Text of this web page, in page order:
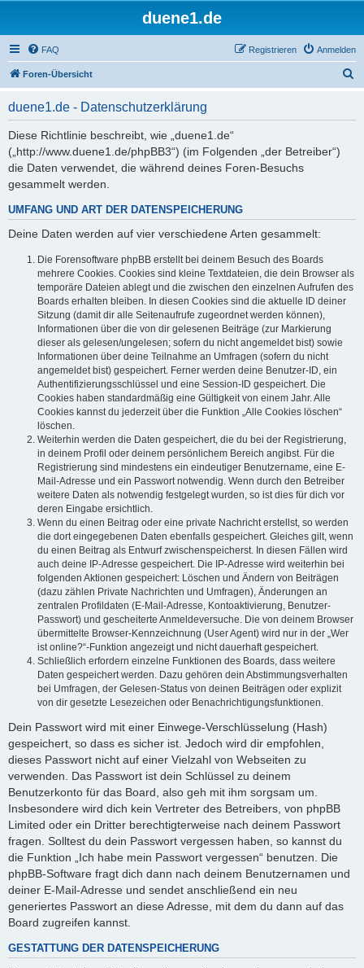
duene1.de
FAQ Anmelden
Registrieren
Foren-Übersicht
duene1.de - Datenschutzerklärung
Diese Richtlinie beschreibt, wie „duene1.de“
(„http://www.duene1.de/phpBB3“) (im Folgenden „der Betreiber“)
die Daten verwendet, die während deines Foren-Besuchs
gesammelt werden.
UMFANG UND ART DER DATENSPEICHERUNG
Deine Daten werden auf vier verschiedene Arten gesammelt:
Die Forensoftware phpBB erstellt bei deinem Besuch des Boards
mehrere Cookies. Cookies sind kleine Textdateien, die dein Browser als
temporäre Dateien ablegt und die zwischen den einzelnen Aufrufen des
Boards erhalten bleiben. In diesen Cookies sind die aktuelle ID deiner
Sitzung (damit dir alle Seitenaufrufe zugeordnet werden können),
Informationen über die von dir gelesenen Beiträge (zur Markierung
dieser als gelesen/ungelesen; sofern du nicht angemeldet bist) sowie
Informationen über deine Teilnahme an Umfragen (sofern du nicht
angemeldet bist) gespeichert. Ferner werden deine Benutzer-ID, ein
Authentifizierungsschlüssel und eine Session-ID gespeichert. Die
Cookies haben standardmäßig eine Gültigkeit von einem Jahr. Alle
Cookies kannst du jederzeit über die Funktion „Alle Cookies löschen“
löschen.
Weiterhin werden die Daten gespeichert, die du bei der Registrierung,
in deinem Profil oder deinem persönlichem Bereich angibst. Für die
Registrierung sind mindestens ein eindeutiger Benutzername, eine E-
Mail-Adresse und ein Passwort notwendig. Wenn durch den Betreiber
weitere Daten als notwendig festgelegt wurden, so ist dies für dich vor
deren Eingabe ersichtlich.
Wenn du einen Beitrag oder eine private Nachricht erstellst, so werden
die dort eingegebenen Daten ebenfalls gespeichert. Gleiches gilt, wenn
du einen Beitrag als Entwurf zwischenspeicherst. In diesen Fällen wird
auch deine IP-Adresse gespeichert. Die IP-Adresse wird weiterhin bei
folgenden Aktionen gespeichert: Löschen und Ändern von Beiträgen
(dazu zählen Private Nachrichten und Umfragen), Änderungen an
zentralen Profildaten (E-Mail-Adresse, Kontoaktivierung, Benutzer-
Passwort) und gescheiterte Anmeldeversuche. Die von deinem Browser
übermittelte Browser-Kennzeichnung (User Agent) wird nur in der „Wer
ist online?“-Funktion angezeigt und nicht dauerhaft gespeichert.
Schließlich erfordern einzelne Funktionen des Boards, dass weitere
Daten gespeichert werden. Dazu gehören dein Abstimmungsverhalten
bei Umfragen, der Gelesen-Status von deinen Beiträgen oder explizit
von dir gesetzte Lesezeichen oder Benachrichtigungsfunktionen.
Dein Passwort wird mit einer Einwege-Verschlüsselung (Hash)
gespeichert, so dass es sicher ist. Jedoch wird dir empfohlen,
dieses Passwort nicht auf einer Vielzahl von Webseiten zu
verwenden. Das Passwort ist dein Schlüssel zu deinem
Benutzerkonto für das Board, also geh mit ihm sorgsam um.
Insbesondere wird dich kein Vertreter des Betreibers, von phpBB
Limited oder ein Dritter berechtigterweise nach deinem Passwort
fragen. Solltest du dein Passwort vergessen haben, so kannst du
die Funktion „Ich habe mein Passwort vergessen“ benutzen. Die
phpBB-Software fragt dich dann nach deinem Benutzernamen und
deiner E-Mail-Adresse und sendet anschließend ein neu
generiertes Passwort an diese Adresse, mit dem du dann auf das
Board zugreifen kannst.
GESTATTUNG DER DATENSPEICHERUNG